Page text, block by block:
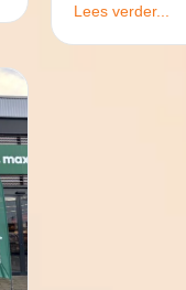
Lees verder...